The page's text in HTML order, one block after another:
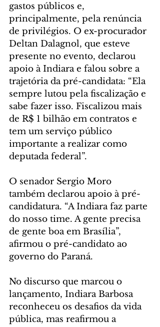
gastos públicos e,
principalmente, pela renúncia
de privilégios. O ex-procurador
Deltan Dalagnol, que esteve
presente no evento, declarou
apoio à Indiara e falou sobre a
trajetória da pré-candidata: “Ela
sempre lutou pela fiscalização e
sabe fazer isso. Fiscalizou mais
de R$ 1 bilhão em contratos e
tem um serviço público
importante a realizar como
deputada federal”.
O senador Sergio Moro
também declarou apoio à pré-
candidatura. “A Indiara faz parte
do nosso time. A gente precisa
de gente boa em Brasília”,
afirmou o pré-candidato ao
governo do Paraná.
No discurso que marcou o
lançamento, Indiara Barbosa
reconheceu os desafios da vida
pública, mas reafirmou a